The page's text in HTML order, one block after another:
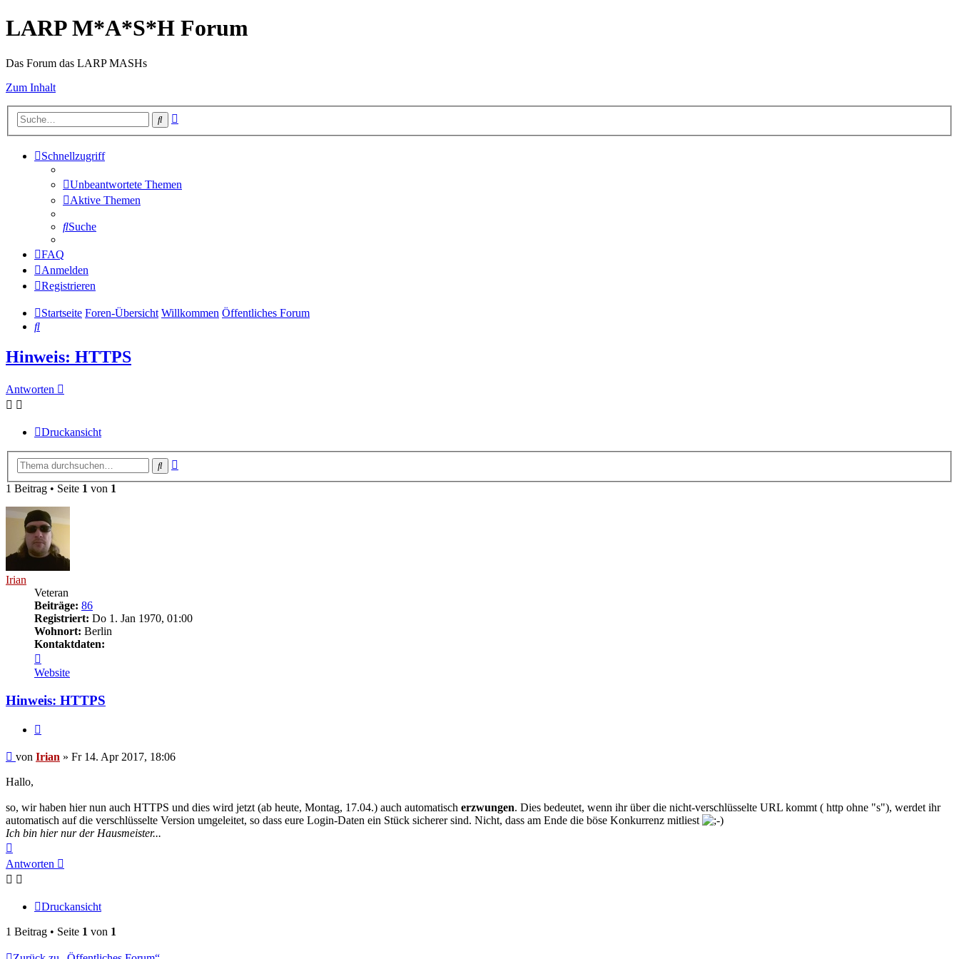
LARP M*A*S*H Forum
Das Forum das LARP MASHs
Zum Inhalt
Suche
Schnellzugriff
Unbeantwortete Themen
Aktive Themen
Suche
FAQ
Anmelden
Registrieren
Startseite Foren-Übersicht Willkommen Öffentliches Forum
Suche
Hinweis: HTTPS
Antworten
Druckansicht
Suche
1 Beitrag • Seite 1 von 1
Irian
Veteran
Beiträge: 86
Registriert: Do 1. Jan 1970, 01:00
Wohnort: Berlin
Kontaktdaten:
von
Irian
Website
Hinweis: HTTPS
Beitrag
von Irian » Fr 14. Apr 2017, 18:06
Hallo,
so, wir haben hier nun auch HTTPS und dies wird jetzt (ab heute, Montag, 17.04.) auch automatisch erzwungen. Dies bedeutet, wenn ihr über die nicht-verschlüsselte URL kommt ( http ohne "s"), werdet ihr
automatisch auf die verschlüsselte Version umgeleitet, so dass eure Login-Daten ein Stück sicherer sind. Nicht, dass am Ende die böse Konkurrenz mitliest
Ich bin hier nur der Hausmeister...
oben
Antworten
Druckansicht
1 Beitrag • Seite 1 von 1